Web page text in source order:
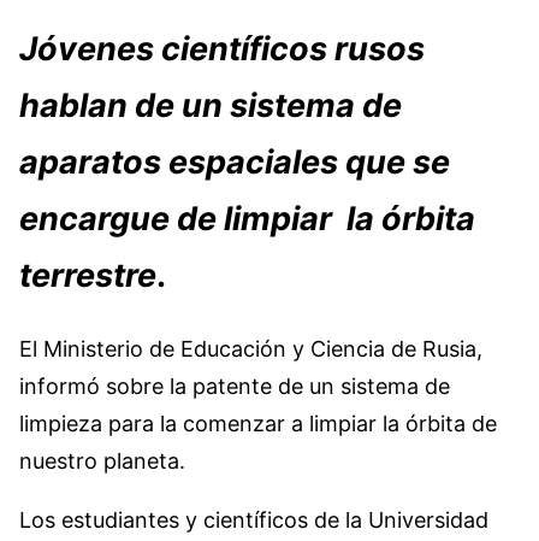
Jóvenes científicos rusos
hablan de un sistema de
aparatos espaciales que se
encargue de limpiar la órbita
terrestre.
El Ministerio de Educación y Ciencia de Rusia,
informó sobre la patente de un sistema de
limpieza para la comenzar a limpiar la órbita de
nuestro planeta.
Los estudiantes y científicos de la Universidad